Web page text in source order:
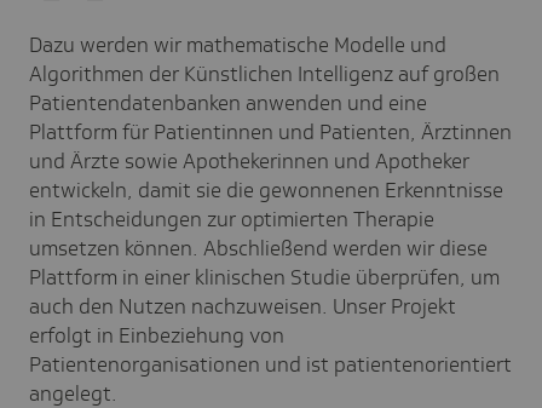
Dazu werden wir mathematische Modelle und
Algorithmen der Künstlichen Intelligenz auf großen
Patientendatenbanken anwenden und eine
Plattform für Patientinnen und Patienten, Ärztinnen
und Ärzte sowie Apothekerinnen und Apotheker
entwickeln, damit sie die gewonnenen Erkenntnisse
in Entscheidungen zur optimierten Therapie
umsetzen können. Abschließend werden wir diese
Plattform in einer klinischen Studie überprüfen, um
auch den Nutzen nachzuweisen. Unser Projekt
erfolgt in Einbeziehung von
Patientenorganisationen und ist patientenorientiert
angelegt.